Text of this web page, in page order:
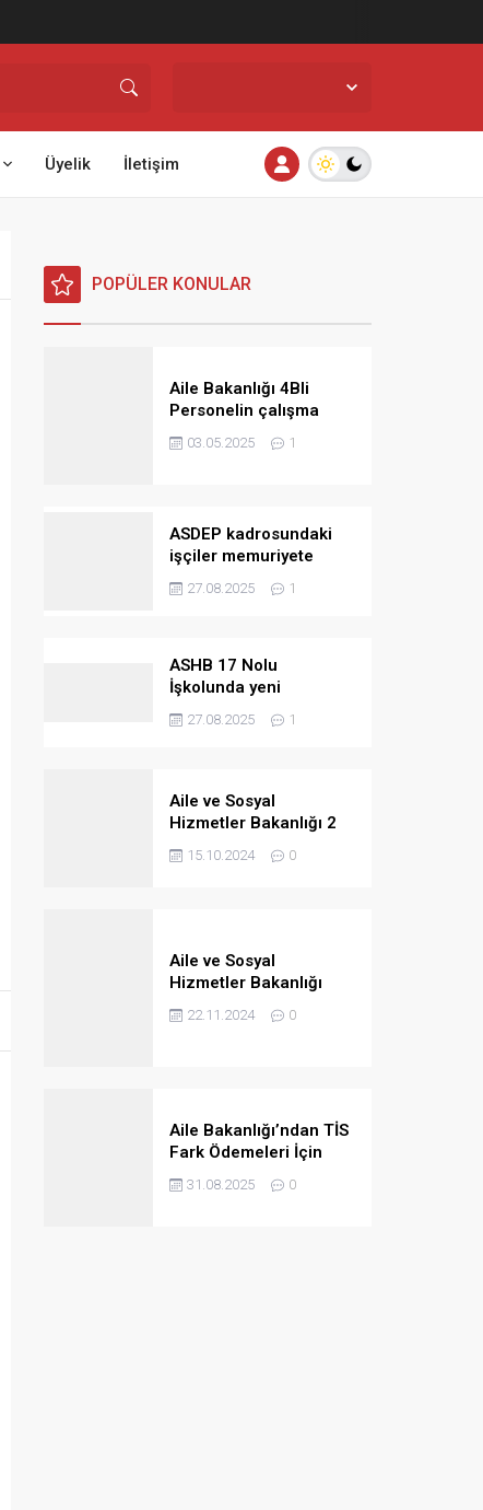
Üyelik İletişim
POPÜLER KONULAR
Aile Bakanlığı 4Bli
Personelin çalışma
saatlerine ilişkin görüş
ve talimat yayınladı
03.05.2025 1
ASDEP kadrosundaki
işçiler memuriyete
geçiriliyor
27.08.2025 1
ASHB 17 Nolu
İşkolunda yeni
kazanımlar
27.08.2025 1
Aile ve Sosyal
Hizmetler Bakanlığı 2
bin 390 personel
alacak
15.10.2024 0
Aile ve Sosyal
Hizmetler Bakanlığı
2024/4B Personel
Ataması Taban
22.11.2024 0
Aile Bakanlığı’ndan TİS
Fark Ödemeleri İçin
Kurumlara Önemli Uyarı
31.08.2025 0